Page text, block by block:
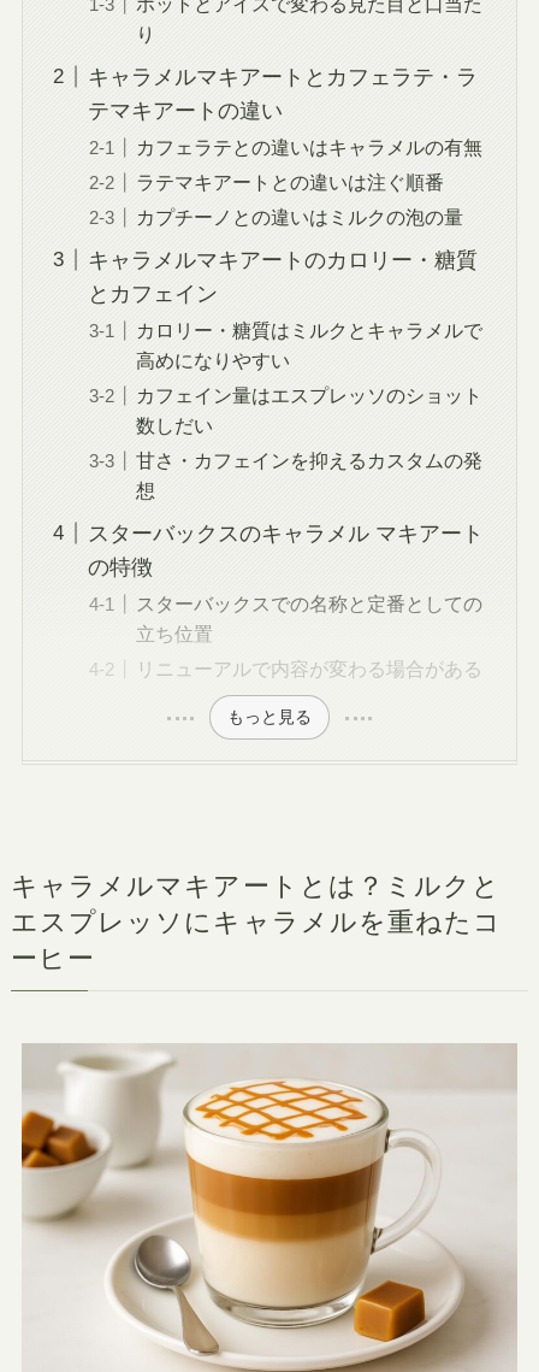
り
キャラメルマキアートとカフェラテ・ラ
テマキアートの違い
カフェラテとの違いはキャラメルの有無
ラテマキアートとの違いは注ぐ順番
カプチーノとの違いはミルクの泡の量
キャラメルマキアートのカロリー・糖質
とカフェイン
カロリー・糖質はミルクとキャラメルで
高めになりやすい
カフェイン量はエスプレッソのショット
数しだい
甘さ・カフェインを抑えるカスタムの発
想
スターバックスのキャラメル マキアート
の特徴
スターバックスでの名称と定番としての
立ち位置
リニューアルで内容が変わる場合がある
もっと見る
キャラメルマキアートとは？ミルクと
エスプレッソにキャラメルを重ねたコ
ーヒー